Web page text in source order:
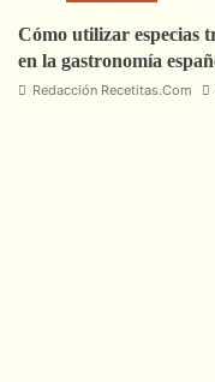
Cómo utilizar especias
en la gastronomía
Redacción Recetitas.Com